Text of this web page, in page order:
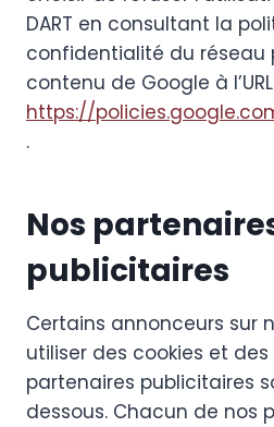
DART en consultant la
confidentialité du réseau
contenu de Google à
https://
.
Nos
publicitaires
Certains annonceurs sur
utiliser des cookies et des
partenaires publicitaires
dessous. Chacun de nos